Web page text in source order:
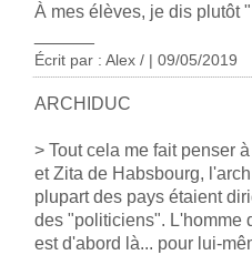
À mes élèves, je dis plutôt
Écrit par : Alex / | 09/05/2019
ARCHIDUC
> Tout cela me fait penser
et Zita de Habsbourg,
plupart des pays étaient
des "politiciens". L'homme
est d'abord là... pour lui-